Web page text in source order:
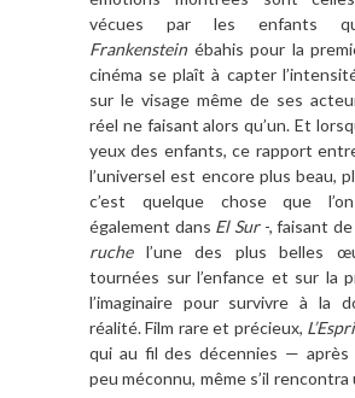
vécues par les enfants
Frankensteinébahis pour la
cinéma se plaît à capter
sur le visage même de ses
réel ne faisant alors qu’un. Et
yeux des enfants, ce rapport
l’universel est encore plus beau,
c’est quelque chose que
également dans El Sur-, faisant de
ruchel’une des plus belles
tournées sur l’enfance et sur la
l’imaginaire pour survivre à la
réalité. Film rare et précieux,
qui au fil des décennies — après
peu méconnu, même s’il